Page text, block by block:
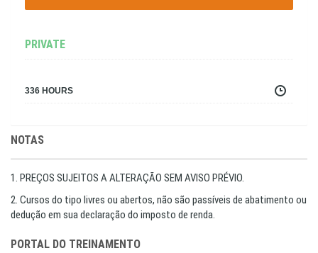
PRIVATE
336 HOURS
NOTAS
1. PREÇOS SUJEITOS A ALTERAÇÃO SEM AVISO PRÉVIO.
2. Cursos do tipo livres ou abertos, não são passíveis de abatimento ou
dedução em sua declaração do imposto de renda.
PORTAL DO TREINAMENTO